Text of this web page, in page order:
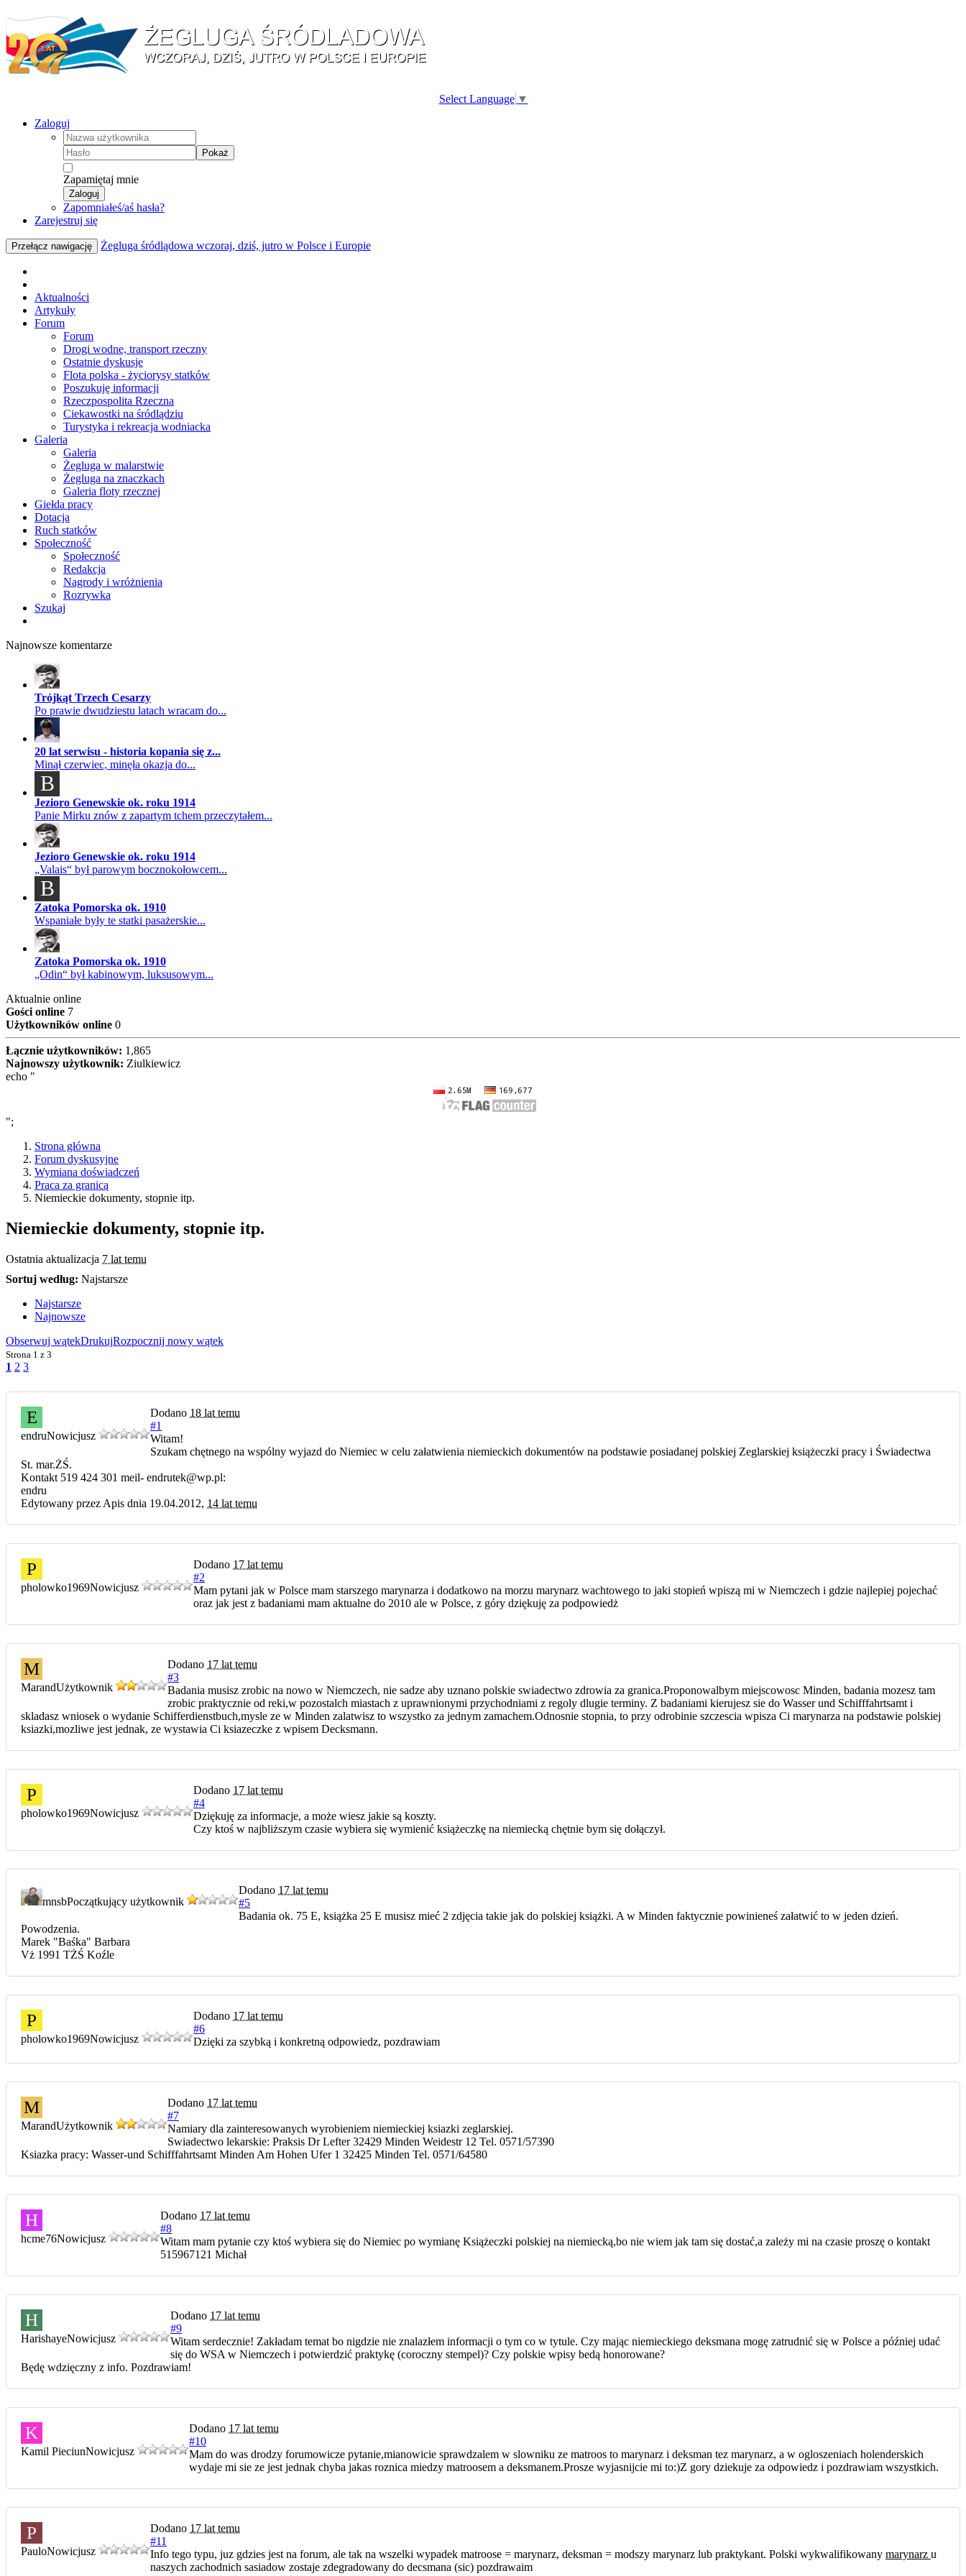
Select Language ▼
Zaloguj
Pokaż
Zapamiętaj mnie
Zaloguj
Zapomniałeś/aś hasła?
Zarejestruj się
Przełącz nawigację Żegluga śródlądowa wczoraj, dziś, jutro w Polsce i Europie
Aktualności
Artykuły
Forum
Forum
Drogi wodne, transport rzeczny
Ostatnie dyskusje
Flota polska - życiorysy statków
Poszukuję informacji
Rzeczpospolita Rzeczna
Ciekawostki na śródlądziu
Turystyka i rekreacja wodniacka
Galeria
Galeria
Żegluga w malarstwie
Żegluga na znaczkach
Galeria floty rzecznej
Giełda pracy
Dotacja
Ruch statków
Społeczność
Społeczność
Redakcja
Nagrody i wróżnienia
Rozrywka
Szukaj
Najnowsze komentarze
Trójkąt Trzech Cesarzy
Po prawie dwudziestu latach wracam do...
20 lat serwisu - historia kopania się z...
Minął czerwiec, minęła okazja do...
B
Jezioro Genewskie ok. roku 1914
Panie Mirku znów z zapartym tchem przeczytałem...
Jezioro Genewskie ok. roku 1914
„Valais“ był parowym bocznokołowcem...
B
Zatoka Pomorska ok. 1910
Wspaniałe były te statki pasażerskie...
Zatoka Pomorska ok. 1910
„Odin“ był kabinowym, luksusowym...
Aktualnie online
Gości online 7
Użytkowników online 0
Łącznie użytkowników: 1,865
Najnowszy użytkownik: Ziulkiewicz
echo "
";
Strona główna
Forum dyskusyjne
Wymiana doświadczeń
Praca za granicą
Niemieckie dokumenty, stopnie itp.
Niemieckie dokumenty, stopnie itp.
Ostatnia aktualizacja 7 lat temu
Sortuj według: Najstarsze
Najstarsze
Najnowsze
Obserwuj wątekDrukujRozpocznij nowy wątek
Strona 1 z 3
1 2 3
E
endruNowicjusz
Dodano 18 lat temu
#1
Witam!
Szukam chętnego na wspólny wyjazd do Niemiec w celu załatwienia niemieckich dokumentów na podstawie posiadanej polskiej Zeglarskiej książeczki pracy i Świadectwa
St. mar.ŻŚ.
Kontakt 519 424 301 meil- endrutek@wp.pl:
endru
Edytowany przez Apis dnia 19.04.2012, 14 lat temu
P
pholowko1969Nowicjusz
Dodano 17 lat temu
#2
Mam pytani jak w Polsce mam starszego marynarza i dodatkowo na morzu marynarz wachtowego to jaki stopień wpiszą mi w Niemczech i gdzie najlepiej pojechać
oraz jak jest z badaniami mam aktualne do 2010 ale w Polsce, z góry dziękuję za podpowiedż
M
MarandUżytkownik
Dodano 17 lat temu
#3
Badania musisz zrobic na nowo w Niemczech, nie sadze aby uznano polskie swiadectwo zdrowia za granica.Proponowalbym miejscowosc Minden, badania mozesz tam
zrobic praktycznie od reki,w pozostalch miastach z uprawnionymi przychodniami z regoly dlugie terminy. Z badaniami kierujesz sie do Wasser und Schifffahrtsamt i
skladasz wniosek o wydanie Schifferdienstbuch,mysle ze w Minden zalatwisz to wszystko za jednym zamachem.Odnosnie stopnia, to przy odrobinie szczescia wpisza Ci marynarza na podstawie polskiej
ksiazki,mozliwe jest jednak, ze wystawia Ci ksiazeczke z wpisem Decksmann.
P
pholowko1969Nowicjusz
Dodano 17 lat temu
#4
Dziękuję za informacje, a może wiesz jakie są koszty.
Czy ktoś w najbliższym czasie wybiera się wymienić książeczkę na niemiecką chętnie bym się dołączył.
mnsbPoczątkujący użytkownik
Dodano 17 lat temu
#5
Badania ok. 75 E, książka 25 E musisz mieć 2 zdjęcia takie jak do polskiej książki. A w Minden faktycznie powinieneś załatwić to w jeden dzień.
Powodzenia.
Marek "Baśka" Barbara
Vż 1991 TŻŚ Koźle
P
pholowko1969Nowicjusz
Dodano 17 lat temu
#6
Dzięki za szybką i konkretną odpowiedz, pozdrawiam
M
MarandUżytkownik
Dodano 17 lat temu
#7
Namiary dla zainteresowanych wyrobieniem niemieckiej ksiazki zeglarskiej.
Swiadectwo lekarskie: Praksis Dr Lefter 32429 Minden Weidestr 12 Tel. 0571/57390
Ksiazka pracy: Wasser-und Schifffahrtsamt Minden Am Hohen Ufer 1 32425 Minden Tel. 0571/64580
H
hcme76Nowicjusz
Dodano 17 lat temu
#8
Witam mam pytanie czy ktoś wybiera się do Niemiec po wymianę Książeczki polskiej na niemiecką,bo nie wiem jak tam się dostać,a zależy mi na czasie proszę o kontakt
515967121 Michał
H
HarishayeNowicjusz
Dodano 17 lat temu
#9
Witam serdecznie! Zakładam temat bo nigdzie nie znalazłem informacji o tym co w tytule. Czy mając niemieckiego deksmana mogę zatrudnić się w Polsce a później udać
się do WSA w Niemczech i potwierdzić praktykę (coroczny stempel)? Czy polskie wpisy bedą honorowane?
Będę wdzięczny z info. Pozdrawiam!
K
Kamil PieciunNowicjusz
Dodano 17 lat temu
#10
Mam do was drodzy forumowicze pytanie,mianowicie sprawdzalem w slowniku ze matroos to marynarz i deksman tez marynarz, a w ogloszeniach holenderskich
wydaje mi sie ze jest jednak chyba jakas roznica miedzy matroosem a deksmanem.Prosze wyjasnijcie mi to:)Z gory dziekuje za odpowiedz i pozdrawiam wszystkich.
P
PauloNowicjusz
Dodano 17 lat temu
#11
Info tego typu, juz gdzies jest na forum, ale tak na wszelki wypadek matroose = marynarz, deksman = modszy marynarz lub praktykant. Polski wykwalifikowany marynarz u
naszych zachodnich sasiadow zostaje zdegradowany do decsmana (sic) pozdrawaim